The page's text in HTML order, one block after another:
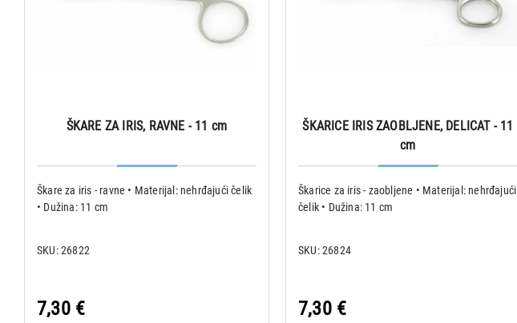
ŠKARE ZA IRIS, RAVNE - 11 cm
Škare za iris - ravne • Materijal: nehrđajući čelik
• Dužina: 11 cm
SKU: 26822
7,30 €
ŠKARICE IRIS ZAOBLJENE, DELICAT - 11
cm
Škarice za iris - zaobljene • Materijal: nehrđajući
čelik • Dužina: 11 cm
SKU: 26824
7,30 €